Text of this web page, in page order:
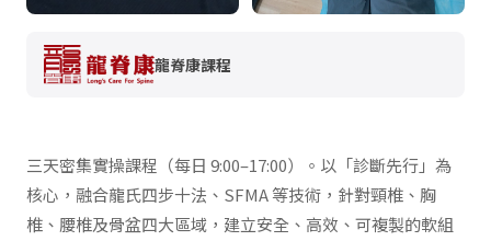
龍脊康課程
三天密集實操課程（每日 9:00–17:00）。以「診斷先行」為
核心，融合龍氏四步十法、SFMA 等技術，針對頸椎、胸
椎、腰椎及骨盆四大區域，建立安全、高效、可複製的軟組